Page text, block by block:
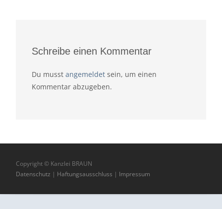
Schreibe einen Kommentar
Du musst angemeldet sein, um einen
Kommentar abzugeben.
Copyright © Kanzlei BRAUN
Datenschutz | Haftungsausschluss | Impressum